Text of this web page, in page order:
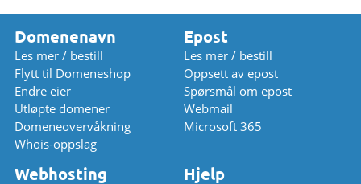
Domenenavn
Les mer / bestill
Flytt til Domeneshop
Endre eier
Utløpte domener
Domeneovervåkning
Whois-oppslag
Epost
Les mer / bestill
Oppsett av epost
Spørsmål om epost
Webmail
Microsoft 365
Webhosting Hjelp